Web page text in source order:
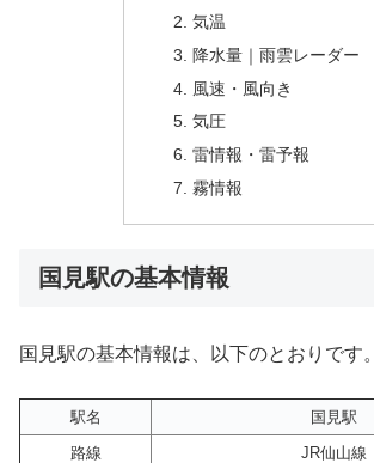
気温
降水量｜雨雲レーダー
風速・風向き
気圧
雷情報・雷予報
霧情報
国見駅の基本情報
国見駅の基本情報は、以下のとおりです。
駅名
国見駅
路線
JR仙山線